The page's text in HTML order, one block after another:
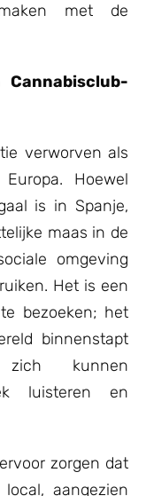
met de
verworven als
Europa. Hoewel
is in Spanje,
maas in de
omgeving
Het is een
bezoeken; het
binnenstapt
zich kunnen
luisteren en
zorgen dat
aangezien